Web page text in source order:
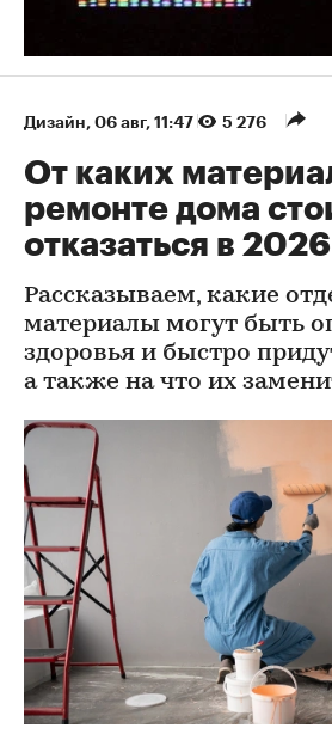
Дизайн⁠, 06 авг, 11:47 5 276
От каких
ремонте дома
отказаться в
Рассказываем, какие
материалы могут быть
здоровья и быстро
а также на что их